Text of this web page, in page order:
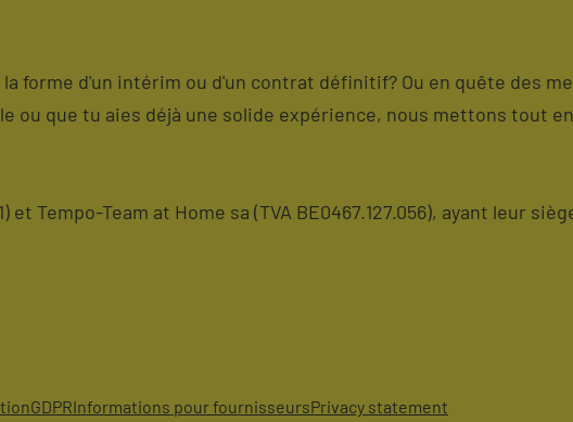
forme d'un intérim ou d'un contrat définitif? Ou en quête des
ou que tu aies déjà une solide expérience, nous mettons tout
et Tempo-Team at Home sa (TVA BE0467.127.056), ayant leur
GDPRInformations pour fournisseursPrivacy statement